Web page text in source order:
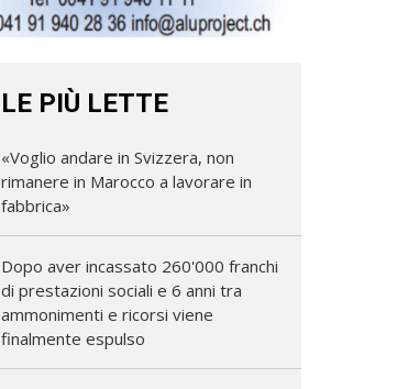
LE PIÙ LETTE
«Voglio andare in Svizzera, non
rimanere in Marocco a lavorare in
fabbrica»
Dopo aver incassato 260'000 franchi
di prestazioni sociali e 6 anni tra
ammonimenti e ricorsi viene
finalmente espulso